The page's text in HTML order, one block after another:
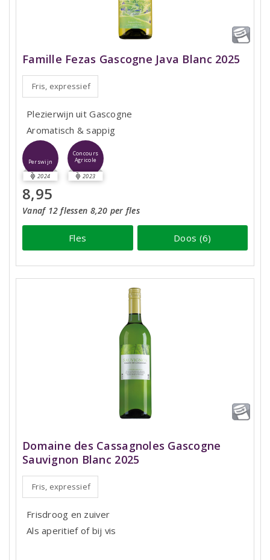
Famille Fezas Gascogne Java Blanc 2025
Fris, expressief
Plezierwijn uit Gascogne
Aromatisch & sappig
Perswijn
2024
Concours
Agricole
2023
8,95
Vanaf 12 flessen 8,20 per fles
Fles Doos (6)
Domaine des Cassagnoles Gascogne
Sauvignon Blanc 2025
Fris, expressief
Frisdroog en zuiver
Als aperitief of bij vis